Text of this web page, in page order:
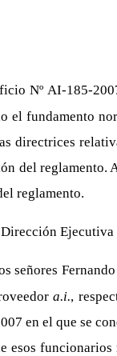
Nº AI-185-
fundamento
directrices
del
reglamento.
señores
a.i.,
en el que se